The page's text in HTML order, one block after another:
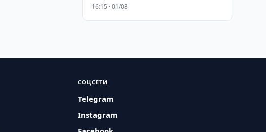
16:15 · 01/08
СОЦСЕТИ
Telegram
Instagram